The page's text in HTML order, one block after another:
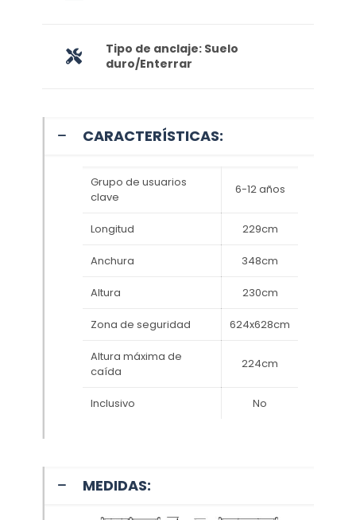
Tipo de anclaje: Suelo
duro/Enterrar
CARACTERÍSTICAS:
Grupo de usuarios
clave
6-12 años
Longitud 229cm
Anchura 348cm
Altura 230cm
Zona de seguridad 624x628cm
Altura máxima de
caída
224cm
Inclusivo No
MEDIDAS: